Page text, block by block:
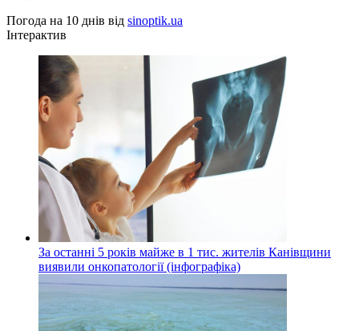
Погода на 10 днів від sinoptik.ua
Інтерактив
За останні 5 років майже в 1 тис. жителів Канівщини
виявили онкопатології (інфографіка)